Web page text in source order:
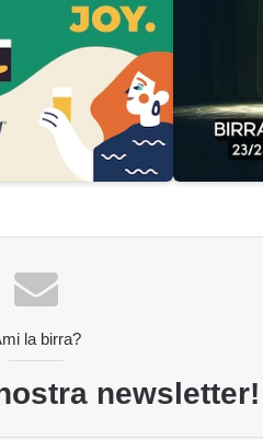
la birra?
newsletter!